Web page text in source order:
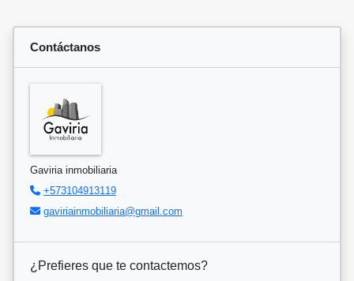
Contáctanos
Gaviria inmobiliaria
+573104913119
gaviriainmobiliaria@gmail.com
¿Prefieres que te contactemos?